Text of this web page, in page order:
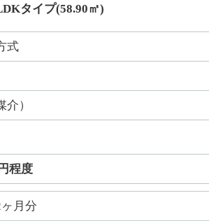
タイプ(58.90㎡)
式
介）
程度
月分